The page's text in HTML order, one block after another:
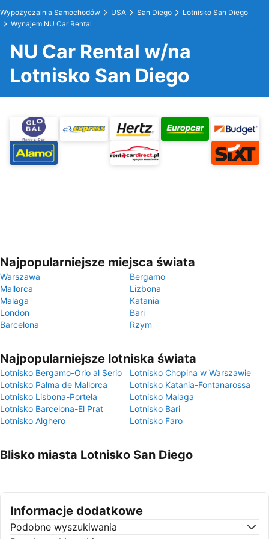
Wypożyczalnia Samochodów USA San Diego
Lotnisko San Diego
Wynajem NU Car Rental
NU Car Rental w/na
Lotnisko San Diego
Najpopularniejsze miejsca świata
Warszawa
Bergamo
Mallorca
Lizbona
Malaga
Katania
London
Bari
Barcelona
Rzym
Najpopularniejsze lotniska świata
Lotnisko Bergamo-Orio al Serio
Lotnisko Chopina w Warszawie
Lotnisko Palma de Mallorca
Lotnisko Katania-Fontanarossa
Lotnisko Lisbona-Portela
Lotnisko Malaga
Lotnisko Barcelona-El Prat
Lotnisko Bari
Lotnisko Alghero
Lotnisko Faro
Blisko miasta Lotnisko San Diego
Informacje dodatkowe
Podobne wyszukiwania